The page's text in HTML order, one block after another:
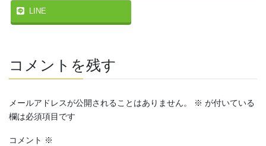
LINE
コメントを残す
メールアドレスが公開されることはありません。 ※ が付いている
欄は必須項目です
コメント ※